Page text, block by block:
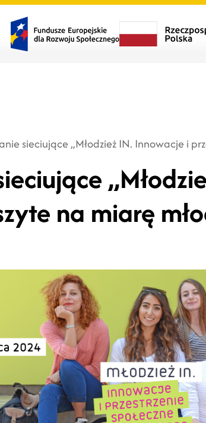
sieciujące „Młodzież IN. Innowacje i
na miarę